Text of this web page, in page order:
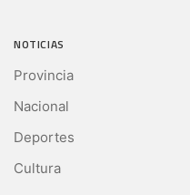
NOTICIAS
Provincia
Nacional
Deportes
Cultura